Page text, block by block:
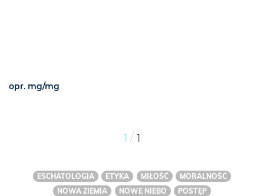
opr. mg/mg
1 / 1
ESCHATOLOGIA ETYKA MIŁOŚĆ
MORALNOŚĆ
NOWA ZIEMIA
NOWE NIEBO
POSTĘP